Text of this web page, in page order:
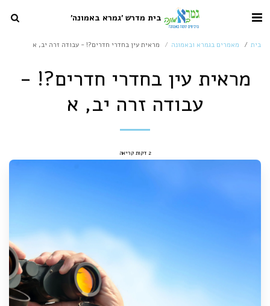
בית מדרש 'גמרא באמונה'
בית מאמרים בגמרא ובאמונה מראית עין בחדרי חדרים?! - עבודה זרה יב, א
מראית עין בחדרי חדרים?! -
עבודה זרה יב, א
2 דקות קריאה